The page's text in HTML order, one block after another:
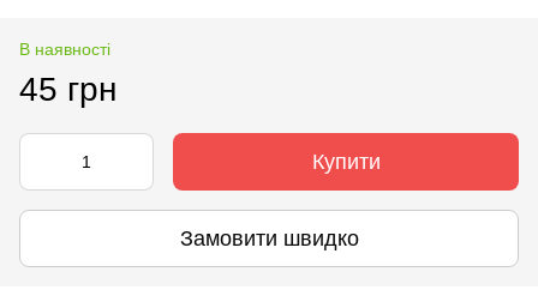
В наявності
45 грн
Купити
Замовити швидко